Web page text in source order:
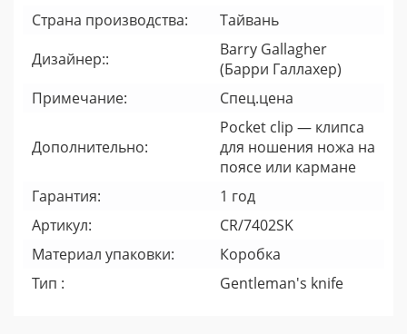
Страна производства:
Тайвань
Дизайнер::
Barry Gallagher
(Барри Галлахер)
Примечание:
Спец.цена
Дополнительно:
Pocket clip — клипса
для ношения ножа на
поясе или кармане
Гарантия:
1 год
Артикул:
CR/7402SK
Материал упаковки:
Коробка
Тип :
Gentleman's knife